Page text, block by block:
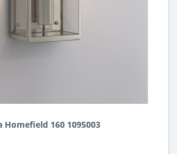
Homefield 160 1095003